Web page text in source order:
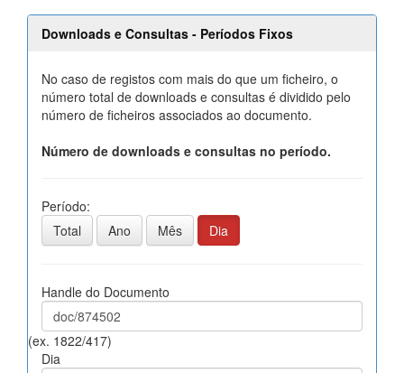
Downloads e Consultas - Períodos Fixos
No caso de registos com mais do que um ficheiro, o
número total de downloads e consultas é dividido pelo
número de ficheiros associados ao documento.
Número de downloads e consultas no período.
Período:
Total
Ano Mês Dia
Handle do Documento
(ex. 1822/417)
Dia